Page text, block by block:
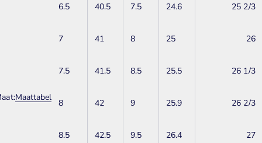
Maattabel
6.5 40.5 7.5 24.6 25 2/3
7 41 8 25 26
7.5 41.5 8.5 25.5 26 1/3
8 42 9 25.9 26 2/3
8.5 42.5 9.5 26.4 27